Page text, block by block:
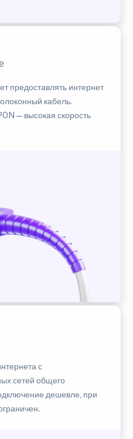
предоставлять интернет
кабель.
— высокая скорость
с
сетей общего
дешевле, при